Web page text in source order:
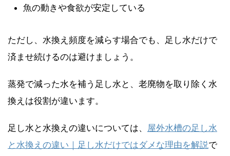
魚の動きや食欲が安定している
ただし、水換え頻度を減らす場合でも、足し水だけで
済ませ続けるのは避けましょう。
蒸発で減った水を補う足し水と、老廃物を取り除く水
換えは役割が違います。
足し水と水換えの違いについては、 屋外水槽の足し水
と水換えの違い｜足し水だけではダメな理由を解説で